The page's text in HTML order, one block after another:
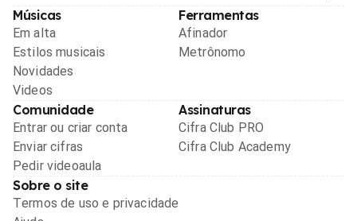
Músicas
Em alta
Estilos musicais
Novidades
Videos
Ferramentas
Afinador
Metrônomo
Comunidade
Entrar ou criar conta
Enviar cifras
Pedir videoaula
Assinaturas
Cifra Club PRO
Cifra Club Academy
Sobre o site
Termos de uso e privacidade